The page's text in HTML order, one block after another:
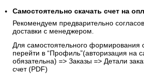
Самостоятельно скачать счет на
Рекомендуем предварительно
доставки с менеджером.
Для самостоятельного формирования
перейти в “Профиль”(авторизация на
обязательна) => Заказы => Детали
счет (PDF)